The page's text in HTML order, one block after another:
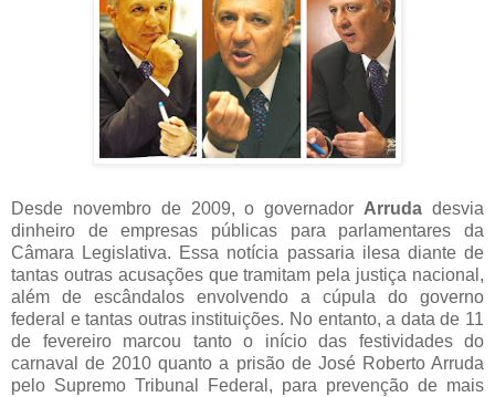
Desde novembro de 2009, o governador Arruda desvia
dinheiro de empresas públicas para parlamentares da
Câmara Legislativa. Essa notícia passaria ilesa diante de
tantas outras acusações que tramitam pela justiça nacional,
além de escândalos envolvendo a cúpula do governo
federal e tantas outras instituições. No entanto, a data de 11
de fevereiro marcou tanto o início das festividades do
carnaval de 2010 quanto a prisão de José Roberto Arruda
pelo Supremo Tribunal Federal, para prevenção de mais